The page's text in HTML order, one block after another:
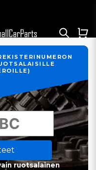
ruotsalainen